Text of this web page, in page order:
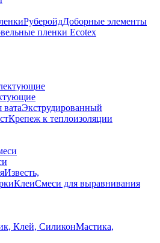
РуберойдДоборные элементы
пленки Ecotex
Экструдированный
Крепеж к теплоизоляции
Известь,
КлеиСмеси для выравнивания
Клей, СиликонМастика,